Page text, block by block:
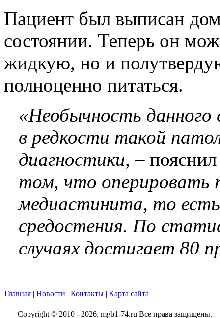
Пациент был выписан
состоянии. Теперь он
жидкую, но и
полноценно питаться.
«Необычность данного
в редкости такой
диагностики, –
том, что оперировать
медиастинита, то есть
средостения. По
случаях достигает 80
Главная | Новости | Контакты | Карта сайта
Copyright © 2010 - 2026. mgb1-74.ru Все права защищены.